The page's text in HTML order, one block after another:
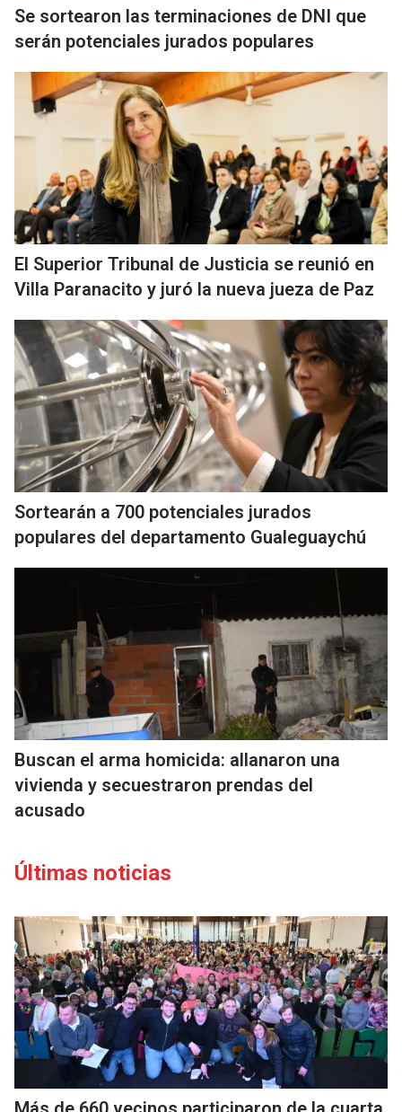
Se sortearon las terminaciones de DNI que
serán potenciales jurados populares
El Superior Tribunal de Justicia se reunió en
Villa Paranacito y juró la nueva jueza de Paz
Sortearán a 700 potenciales jurados
populares del departamento Gualeguaychú
Buscan el arma homicida: allanaron una
vivienda y secuestraron prendas del
acusado
Últimas noticias